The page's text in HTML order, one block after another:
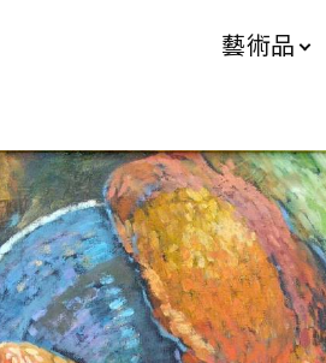
藝術品